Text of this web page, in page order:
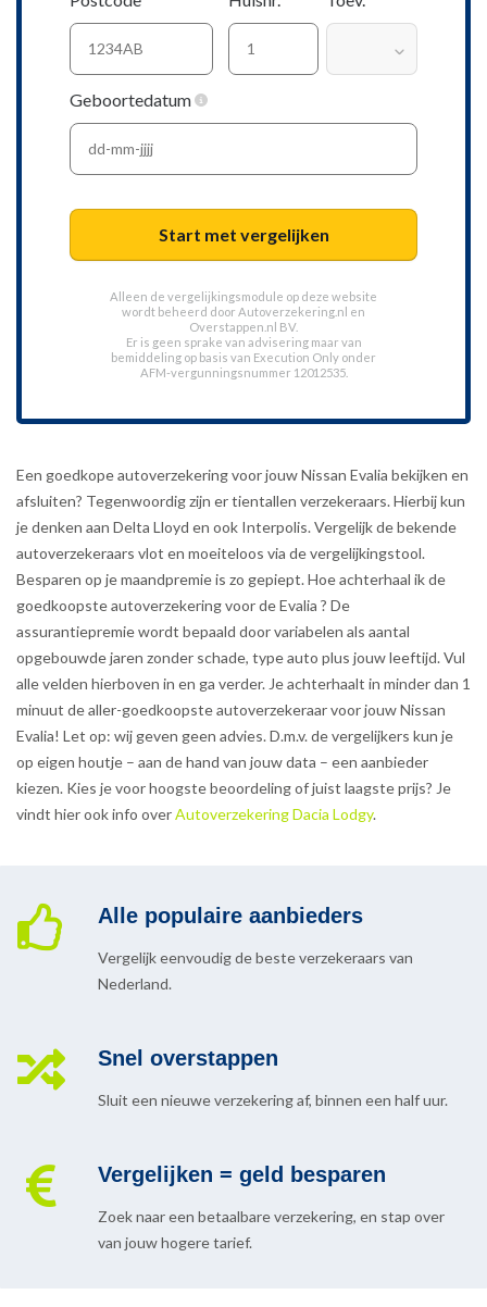
Geboortedatum
Start met vergelijken
Alleen de vergelijkingsmodule op deze website
wordt beheerd door Autoverzekering.nl en
Overstappen.nl BV.
Er is geen sprake van advisering maar van
bemiddeling op basis van Execution Only onder
AFM-vergunningsnummer 12012535.
Een goedkope autoverzekering voor jouw Nissan Evalia bekijken en
afsluiten? Tegenwoordig zijn er tientallen verzekeraars. Hierbij kun
je denken aan Delta Lloyd en ook Interpolis. Vergelijk de bekende
autoverzekeraars vlot en moeiteloos via de vergelijkingstool.
Besparen op je maandpremie is zo gepiept. Hoe achterhaal ik de
goedkoopste autoverzekering voor de Evalia ? De
assurantiepremie wordt bepaald door variabelen als aantal
opgebouwde jaren zonder schade, type auto plus jouw leeftijd. Vul
alle velden hierboven in en ga verder. Je achterhaalt in minder dan 1
minuut de aller-goedkoopste autoverzekeraar voor jouw Nissan
Evalia! Let op: wij geven geen advies. D.m.v. de vergelijkers kun je
op eigen houtje – aan de hand van jouw data – een aanbieder
kiezen. Kies je voor hoogste beoordeling of juist laagste prijs? Je
vindt hier ook info overAutoverzekering Dacia Lodgy.
Alle populaire aanbieders
Vergelijk eenvoudig de beste verzekeraars van
Nederland.
Snel overstappen
Sluit een nieuwe verzekering af, binnen een half uur.
Vergelijken = geld besparen
Zoek naar een betaalbare verzekering, en stap over
van jouw hogere tarief.